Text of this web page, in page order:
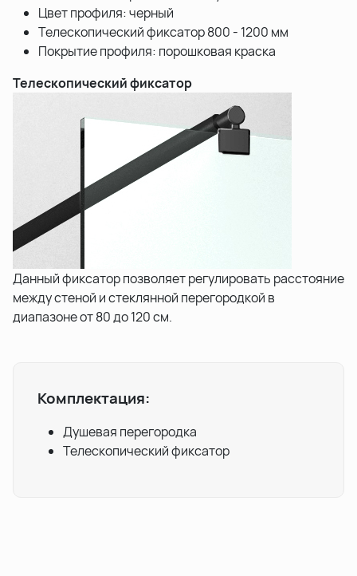
Цвет профиля: черный
Телескопический фиксатор 800 - 1200 мм
Покрытие профиля: порошковая краска
Телескопический фиксатор
Данный фиксатор позволяет регулировать расстояние
между стеной и стеклянной перегородкой в
диапазоне от 80 до 120 см.
Комплектация:
Душевая перегородка
Телескопический фиксатор